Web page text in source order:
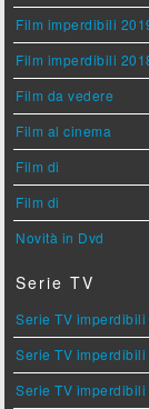
Film imperdibili
Film imperdibili
Film da vedere
Film al cinema
Film di
Film di
Novità in Dvd
Serie TV
Serie TV imperdibili
Serie TV imperdibili
Serie TV imperdibili